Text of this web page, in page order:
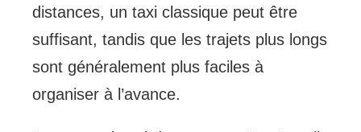
distances, un taxi classique peut être
suffisant, tandis que les trajets plus longs
sont généralement plus faciles à
organiser à l’avance.